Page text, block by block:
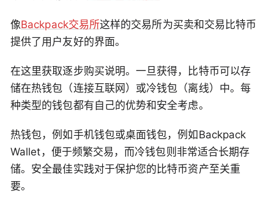
像Backpack交易所这样的交易所为买卖和交易比特币
提供了用户友好的界面。
在这里获取逐步购买说明。一旦获得，比特币可以存
储在热钱包（连接互联网）或冷钱包（离线）中。每
种类型的钱包都有自己的优势和安全考虑。
热钱包，例如手机钱包或桌面钱包，例如Backpack
Wallet，便于频繁交易，而冷钱包则非常适合长期存
储。安全最佳实践对于保护您的比特币资产至关重
要。